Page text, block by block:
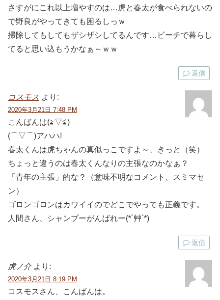
さすがにこれ以上増やすのは…虎と春太が食べられないの
で野良がやってきても困るしっｗ
掃除してもしてもザシザシしてるんです…ビーチで暮らし
てると思い込もうかなぁ～ｗｗ
返信
コスモス より:
2020年3月21日 7:48 PM
こんばんは(≧▽≦)
(⌒▽⌒)アハハ!
春太くんは虎ちゃんの真似っこですよ～、きっと（笑）
ちょっと違うのは春太くんなりの主張なのかなぁ？
「青年の主張」的な？（意味不明なコメント、スミマセ
ン）
ゴロンゴロンはカワイイのでどこでやっても正義です。
人間さん、シャンプーがんばれー(*´艸`*)
返信
虎ノ介 より:
2020年3月21日 8:19 PM
コスモスさん、こんばんは。